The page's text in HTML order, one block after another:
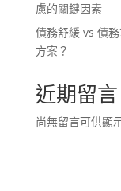
慮的關鍵因素
債務舒緩 vs 債
方案？
近期留言
尚無留言可供顯